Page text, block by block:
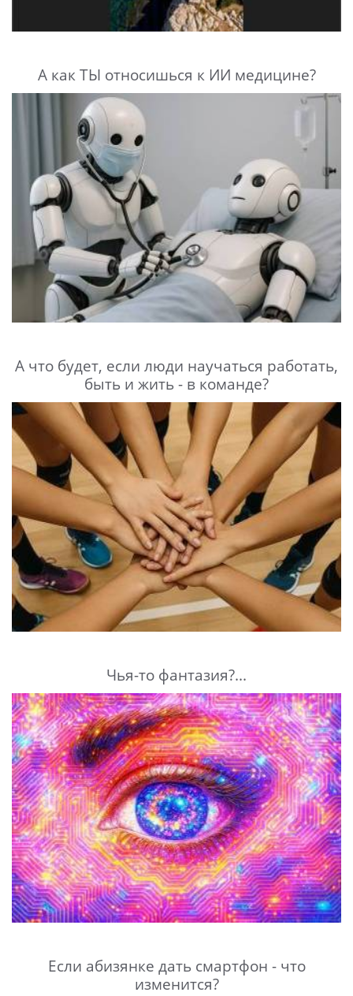
А как ТЫ относишься к ИИ медицине?
А что будет, если люди научаться работать,
быть и жить - в команде?
Чья-то фантазия?...
Если абизянке дать смартфон - что
изменится?